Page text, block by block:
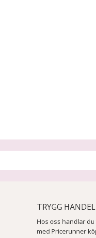
TRYGG HANDEL
Hos oss handlar
med Pricerunner